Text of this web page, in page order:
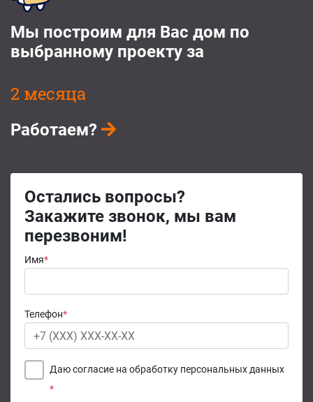
Мы построим для Вас дом по
выбранному проекту за
2 месяца
Работаем?
Остались вопросы?
Закажите звонок, мы вам
перезвоним!
Имя*
Телефон*
Даю согласие на обработку персональных данных
*